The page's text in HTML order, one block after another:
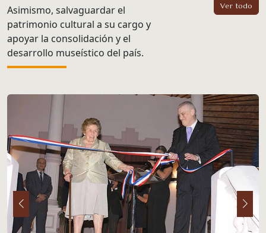
Asimismo, salvaguardar el
patrimonio cultural a su cargo y
apoyar la consolidación y el
desarrollo museístico del país.
Ver todo